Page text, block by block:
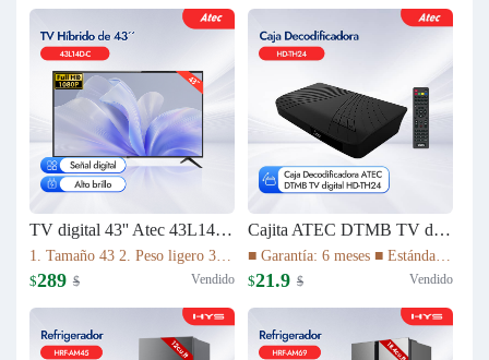
TV digital 43'' Atec 43L14D-C
1. Tamaño 43 2. Peso ligero 3. Relación de aspecto 16:9 4. Tiempo de respuesta (gris a gris) 8,5ms 5. La imagen de alta definición 1080P 6. Vida útil de la lámpara 30.000 HS 7. Sistema de TV ATV(NTSC)/DTV(DTMB) 8. Múltiples interfaces
$289 $ Vendido
Cajita ATEC DTMB TV digital HD-TH24
■ Garantía: 6 meses ■ Estándar DTMB ■ El rendimiento del sistema es más robusto. ■ Mayor capacidad de información. ■ Mejor rendimiento móvil. ■ El rendimiento de la cobertura de transmisión es mejor.
$21.9 $ Vendido